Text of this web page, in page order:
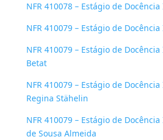
NFR 410078 – Estágio de
NFR 410079 – Estágio de
NFR 410079 – Estágio de
Betat
NFR 410079 – Estágio de
Regina Stähelin
NFR 410079 – Estágio de
de Sousa Almeida